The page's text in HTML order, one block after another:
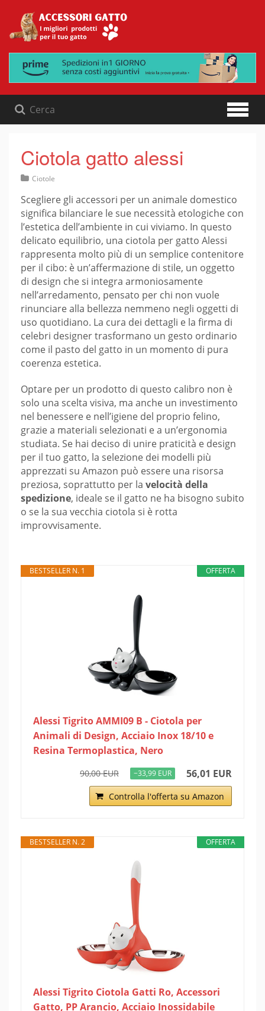
content
Ciotola gatto alessi
Ciotole
Scegliere gli accessori per un animale domestico
significa bilanciare le sue necessità etologiche con
l’estetica dell’ambiente in cui viviamo. In questo
delicato equilibrio, una ciotola per gatto Alessi
rappresenta molto più di un semplice contenitore
per il cibo: è un’affermazione di stile, un oggetto
di design che si integra armoniosamente
nell’arredamento, pensato per chi non vuole
rinunciare alla bellezza nemmeno negli oggetti di
uso quotidiano. La cura dei dettagli e la firma di
celebri designer trasformano un gesto ordinario
come il pasto del gatto in un momento di pura
coerenza estetica.
Optare per un prodotto di questo calibro non è
solo una scelta visiva, ma anche un investimento
nel benessere e nell’igiene del proprio felino,
grazie a materiali selezionati e a un’ergonomia
studiata. Se hai deciso di unire praticità e design
per il tuo gatto, la selezione dei modelli più
apprezzati su Amazon può essere una risorsa
preziosa, soprattutto per la velocità della
spedizione, ideale se il gatto ne ha bisogno subito
o se la sua vecchia ciotola si è rotta
improvvisamente.
OFFERTA
BESTSELLER N. 1
Alessi Tigrito AMMI09 B - Ciotola per
Animali di Design, Acciaio Inox 18/10 e
Resina Termoplastica, Nero
90,00 EUR −33,99 EUR 56,01 EUR
Controlla l'offerta su Amazon
OFFERTA
BESTSELLER N. 2
Alessi Tigrito Ciotola Gatti Ro, Accessori
Gatto, PP Arancio, Acciaio Inossidabile